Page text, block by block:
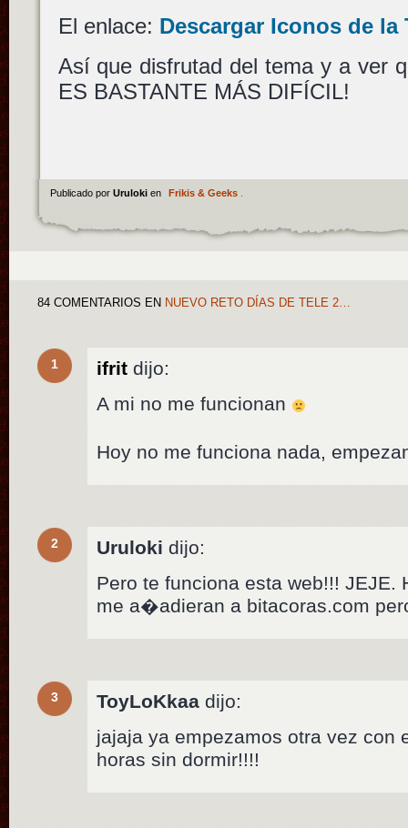
El enlace: Descargar Iconos de la
Así que disfrutad del tema y a ver
ES BASTANTE MÁS DIFÍCIL!
Publicado por Uruloki en Frikis & Geeks.
84 COMENTARIOS EN NUEVO RETO DÍAS DE TELE 2…
1 ifrit dijo:
A mi no me funcionan
Hoy no me funciona nada,
2 Uruloki dijo:
Pero te funciona esta web!!! JEJE.
me a�adieran a bitacoras.com
3 ToyLoKkaa dijo:
jajaja ya empezamos otra vez con
horas sin dormir!!!!